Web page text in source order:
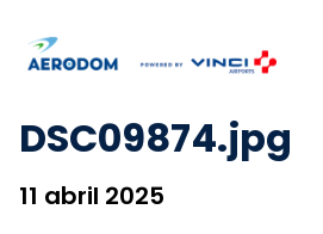
DSC09874.jpg
11 abril 2025